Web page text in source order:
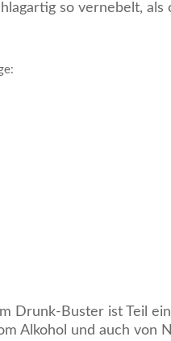
so vernebelt, als
Drunk-Buster ist Teil
Alkohol und auch von